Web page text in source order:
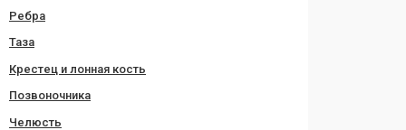
Ребра
Таза
Крестец и лонная кость
Позвоночника
Челюсть